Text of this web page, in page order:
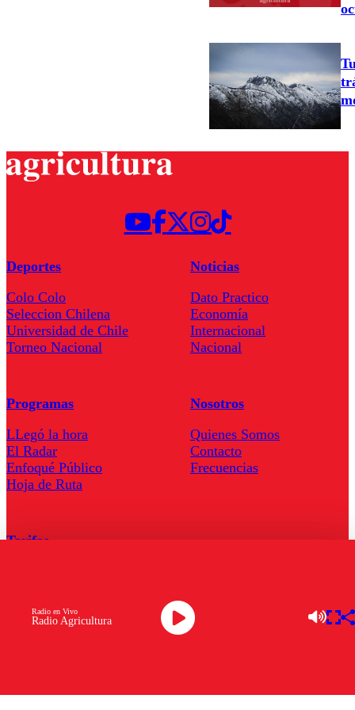
Radio Agricultura
Radio en Vivo
Deportes
Colo Colo
Seleccion Chilena
Universidad de Chile
Torneo Nacional
Noticias
Dato Practico
Economía
Internacional
Nacional
Programas
LLegó la hora
El Radar
Enfoqué Público
Hoja de Ruta
Nosotros
Quienes Somos
Contacto
Frecuencias
Tarifas
Descarga la APP